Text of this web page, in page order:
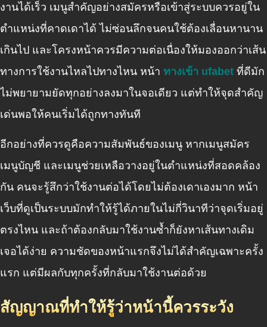
งานได้เร็ว เมนูสำคัญอย่างสมัครหรือเข้าสู่ระบบควรอยู่ใน
ตำแหน่งที่คาดเดาได้ ไม่ซ่อนลึกจนคนใช้ต้องเลื่อนหานาน
เกินไป และโครงหน้าควรมีความต่อเนื่องให้มองออกว่าเส้น
ทางการใช้งานไหลไปทางไหน หน้า ทางเข้า ufabet ที่ดีมัก
ไม่พยายามยัดทุกอย่างลงมาในจอเดียว แต่ทำให้จุดสำคัญ
เด่นพอให้คนเริ่มได้ถูกทางทันที
อีกอย่างที่ควรดูคือความสัมพันธ์ของเมนู หากเมนูสมัคร
เมนูบัญชี และเมนูช่วยเหลือวางอยู่ในตำแหน่งที่สอดคล้อง
กัน คนจะรู้สึกว่าใช้งานต่อได้โดยไม่ต้องเดาเองมาก หน้า
เว็บที่ดูเป็นระบบมักทำให้รู้ได้ภายในไม่กี่วินาทีว่าจุดเริ่มอยู่
ตรงไหน และถ้าต้องกลับมาใช้งานซ้ำก็ยังหาเส้นทางเดิม
เจอได้ง่าย ความชัดของหน้าแรกจึงไม่ได้สำคัญเฉพาะครั้ง
แรก แต่มีผลกับทุกครั้งที่กลับมาใช้งานต่อด้วย
สัญญาณที่ทำให้รู้ว่าหน้านี้ควรระวัง